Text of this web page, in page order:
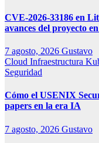
CVE-2026-33186 en
avances del proyecto
7 agosto, 2026 Gustavo
Cloud Infraestructura
Seguridad
Cómo el USENIX
papers en la era IA
7 agosto, 2026 Gustavo